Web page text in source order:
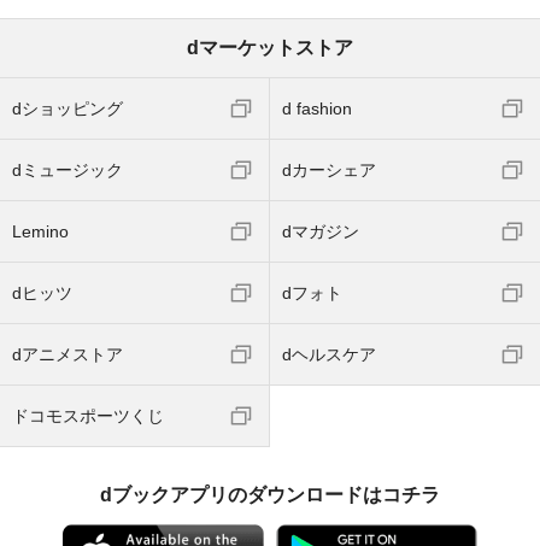
dマーケットストア
dショッピング d fashion
dミュージック dカーシェア
Lemino dマガジン
dヒッツ dフォト
dアニメストア dヘルスケア
ドコモスポーツくじ
dブックアプリのダウンロードはコチラ